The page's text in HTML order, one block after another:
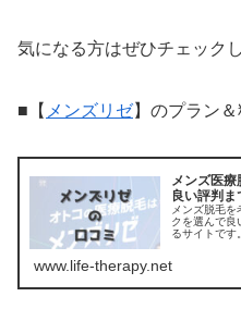
気になる方はぜひチェック
■【 メンズリゼ】のプラン＆
メンズ医
良い評判ま
メンズ脱毛
クを選んで良
るサイトです
www.life-therapy.net